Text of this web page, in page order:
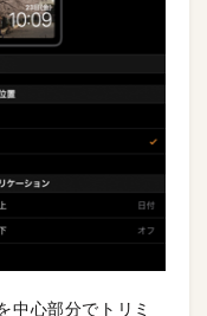
中心部分でトリミ